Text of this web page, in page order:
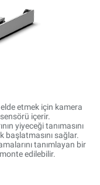
etmek için kamera
içerir.
yiyeceği tanımasını
başlatmasını sağlar.
tanımlayan bir
edilebilir.